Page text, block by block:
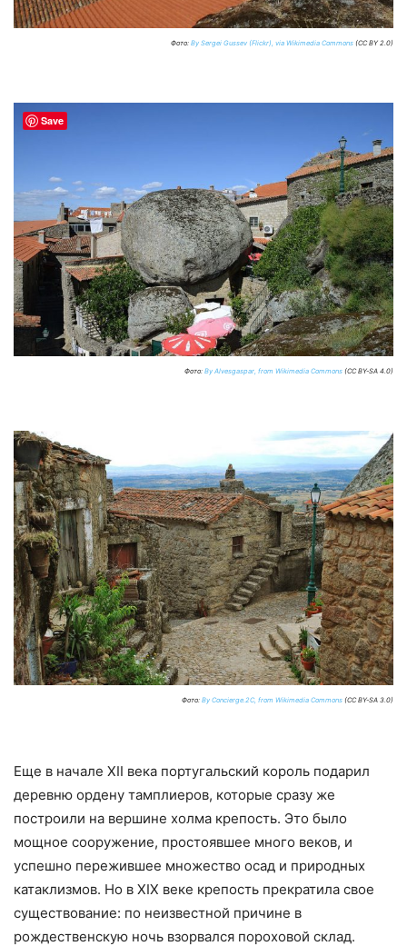
Фото: By Sergei Gussev (Flickr), via Wikimedia Commons (CC BY 2.0)
Фото: By Alvesgaspar, from Wikimedia Commons (CC BY-SA 4.0)
Фото: By Concierge.2C, from Wikimedia Commons (CC BY-SA 3.0)
Еще в начале XII века португальский король подарил
деревню ордену тамплиеров, которые сразу же
построили на вершине холма крепость. Это было
мощное сооружение, простоявшее много веков, и
успешно пережившее множество осад и природных
катаклизмов. Но в XIX веке крепость прекратила свое
существование: по неизвестной причине в
рождественскую ночь взорвался пороховой склад.
Save